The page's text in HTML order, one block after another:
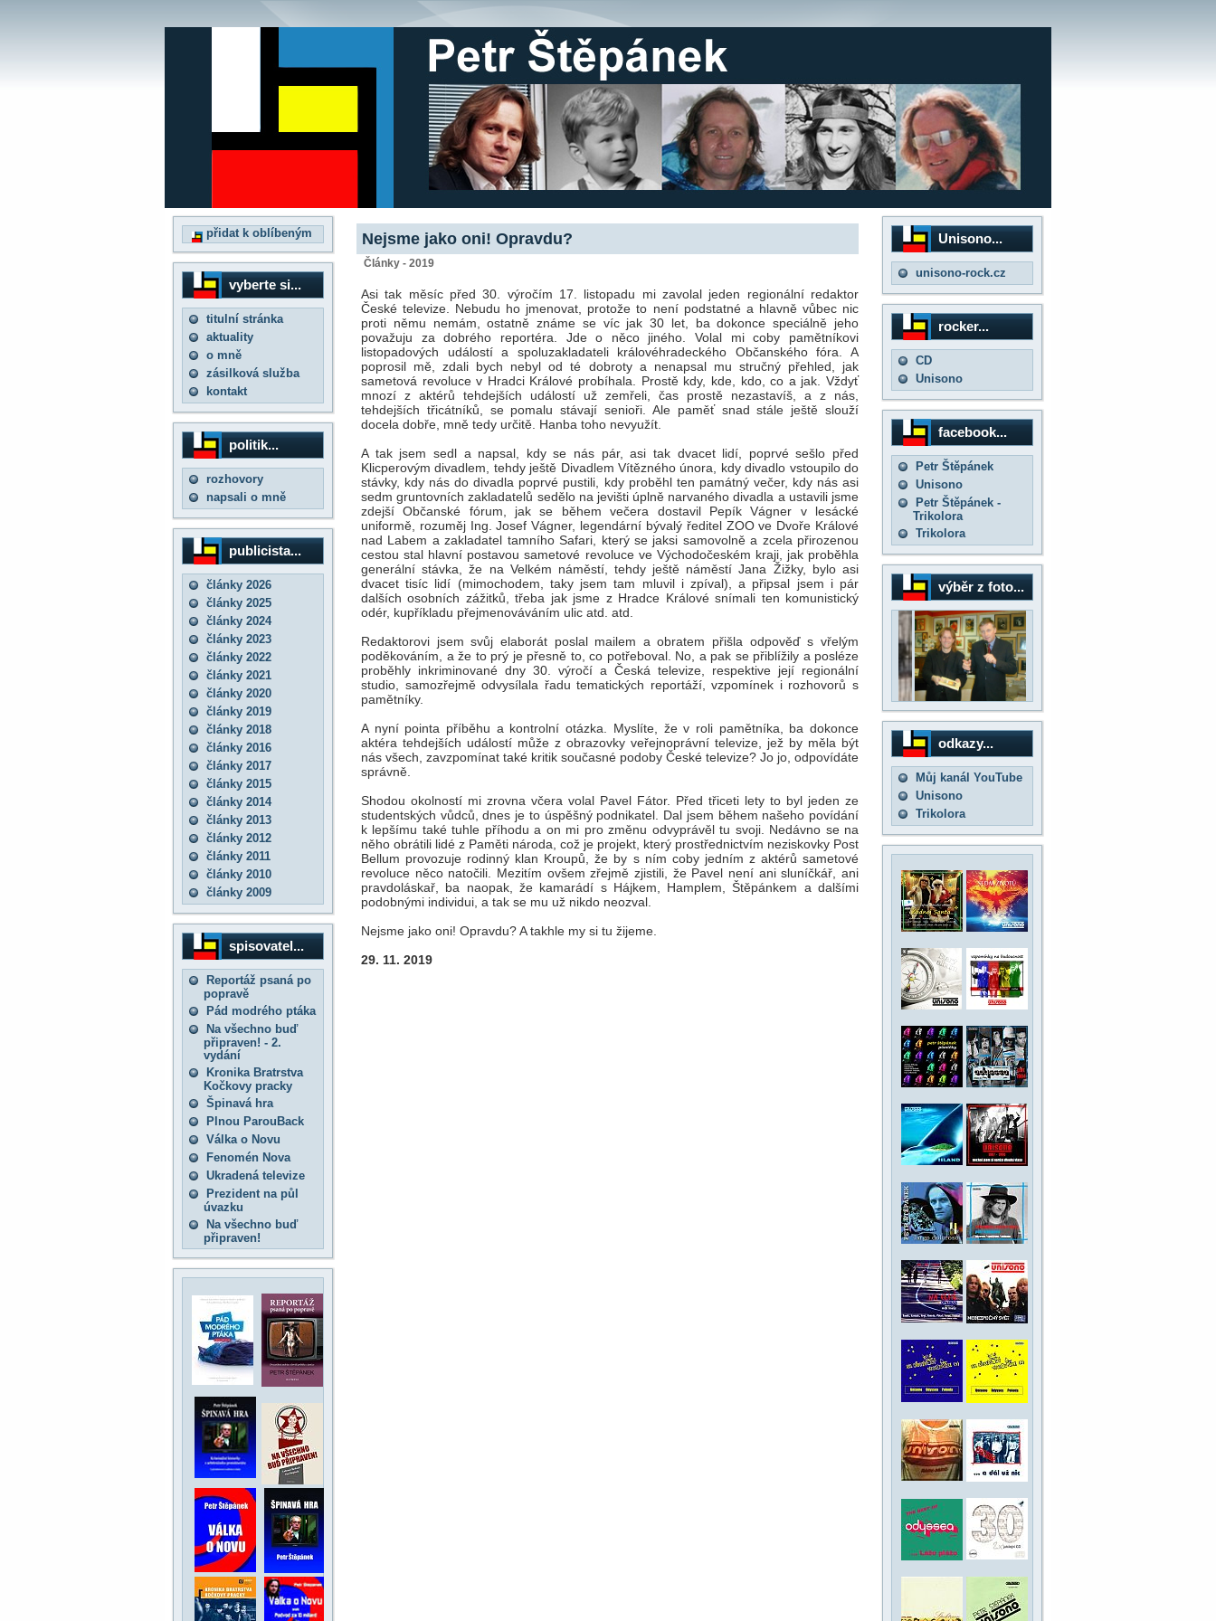
přidat k oblíbeným
vyberte si...
titulní stránka
aktuality
o mně
zásilková služba
kontakt
politik...
rozhovory
napsali o mně
publicista...
články 2026
články 2025
články 2024
články 2023
články 2022
články 2021
články 2020
články 2019
články 2018
články 2016
články 2017
články 2015
články 2014
články 2013
články 2012
články 2011
články 2010
články 2009
spisovatel...
Reportáž psaná po
popravě
Pád modrého ptáka
Na všechno buď
připraven! - 2.
vydání
Kronika Bratrstva
Kočkovy pracky
Špinavá hra
Plnou ParouBack
Válka o Novu
Fenomén Nova
Ukradená televize
Prezident na půl
úvazku
Na všechno buď
připraven!
Nejsme jako oni! Opravdu?
Články - 2019
Asi tak měsíc před 30. výročím 17. listopadu mi zavolal jeden regionální redaktor
České televize. Nebudu ho jmenovat, protože to není podstatné a hlavně vůbec nic
proti němu nemám, ostatně známe se víc jak 30 let, ba dokonce speciálně jeho
považuju za dobrého reportéra. Jde o něco jiného. Volal mi coby pamětníkovi
listopadových událostí a spoluzakladateli královéhradeckého Občanského fóra. A
poprosil mě, zdali bych nebyl od té dobroty a nenapsal mu stručný přehled, jak
sametová revoluce v Hradci Králové probíhala. Prostě kdy, kde, kdo, co a jak. Vždyť
mnozí z aktérů tehdejších událostí už zemřeli, čas prostě nezastavíš, a z nás,
tehdejších třicátníků, se pomalu stávají senioři. Ale paměť snad stále ještě slouží
docela dobře, mně tedy určitě. Hanba toho nevyužít.
A tak jsem sedl a napsal, kdy se nás pár, asi tak dvacet lidí, poprvé sešlo před
Klicperovým divadlem, tehdy ještě Divadlem Vítězného února, kdy divadlo vstoupilo do
stávky, kdy nás do divadla poprvé pustili, kdy proběhl ten památný večer, kdy nás asi
sedm gruntovních zakladatelů sedělo na jevišti úplně narvaného divadla a ustavili jsme
zdejší Občanské fórum, jak se během večera dostavil Pepík Vágner v lesácké
uniformě, rozuměj Ing. Josef Vágner, legendární bývalý ředitel ZOO ve Dvoře Králové
nad Labem a zakladatel tamního Safari, který se jaksi samovolně a zcela přirozenou
cestou stal hlavní postavou sametové revoluce ve Východočeském kraji, jak proběhla
generální stávka, že na Velkém náměstí, tehdy ještě náměstí Jana Žižky, bylo asi
dvacet tisíc lidí (mimochodem, taky jsem tam mluvil i zpíval), a připsal jsem i pár
dalších osobních zážitků, třeba jak jsme z Hradce Králové snímali ten komunistický
odér, kupříkladu přejmenováváním ulic atd. atd.
Redaktorovi jsem svůj elaborát poslal mailem a obratem přišla odpověď s vřelým
poděkováním, a že to prý je přesně to, co potřeboval. No, a pak se přiblížily a posléze
proběhly inkriminované dny 30. výročí a Česká televize, respektive její regionální
studio, samozřejmě odvysílala řadu tematických reportáží, vzpomínek i rozhovorů s
pamětníky.
A nyní pointa příběhu a kontrolní otázka. Myslíte, že v roli pamětníka, ba dokonce
aktéra tehdejších událostí může z obrazovky veřejnoprávní televize, jež by měla být
nás všech, zavzpomínat také kritik současné podoby České televize? Jo jo, odpovídáte
správně.
Shodou okolností mi zrovna včera volal Pavel Fátor. Před třiceti lety to byl jeden ze
studentských vůdců, dnes je to úspěšný podnikatel. Dal jsem během našeho povídání
k lepšímu také tuhle příhodu a on mi pro změnu odvyprávěl tu svoji. Nedávno se na
něho obrátili lidé z Paměti národa, což je projekt, který prostřednictvím neziskovky Post
Bellum provozuje rodinný klan Kroupů, že by s ním coby jedním z aktérů sametové
revoluce něco natočili. Mezitím ovšem zřejmě zjistili, že Pavel není ani sluníčkář, ani
pravdoláskař, ba naopak, že kamarádí s Hájkem, Hamplem, Štěpánkem a dalšími
podobnými individui, a tak se mu už nikdo neozval.
Nejsme jako oni! Opravdu? A takhle my si tu žijeme.
29. 11. 2019
Unisono...
unisono-rock.cz
rocker...
CD
Unisono
facebook...
Petr Štěpánek
Unisono
Petr Štěpánek -
Trikolora
Trikolora
výběr z foto...
odkazy...
Můj kanál YouTube
Unisono
Trikolora